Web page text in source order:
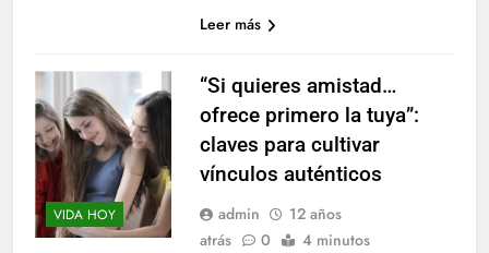
Leer más
VIDA HOY
“Si quieres amistad…
ofrece primero la tuya”:
claves para cultivar
vínculos auténticos
admin
12 años
atrás
0 4 minutos